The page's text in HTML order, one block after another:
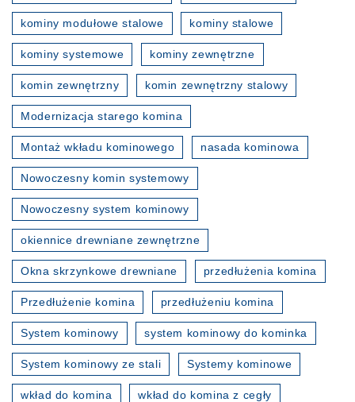
kominy modułowe stalowe kominy stalowe
kominy systemowe kominy zewnętrzne
komin zewnętrzny komin zewnętrzny stalowy
Modernizacja starego komina
Montaż wkładu kominowego nasada kominowa
Nowoczesny komin systemowy
Nowoczesny system kominowy
okiennice drewniane zewnętrzne
Okna skrzynkowe drewniane przedłużenia komina
Przedłużenie komina przedłużeniu komina
System kominowy system kominowy do kominka
System kominowy ze stali Systemy kominowe
wkład do komina wkład do komina z cegły